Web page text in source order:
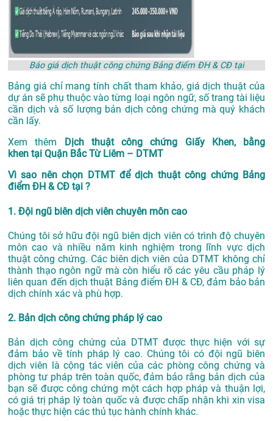
Báo giá dịch thuật công chứng Bảng điểm ĐH & CĐ tại
Bảng giá chỉ mang tính chất tham khảo, giá dịch thuật của
dự án sẽ phụ thuộc vào từng loại ngôn ngữ, số trang tài liệu
cần dịch và số lượng bản dịch công chứng mà quý khách
cần lấy.
Xem thêm
Dịch thuật công chứng Giấy Khen, bằng
khen tại Quận Bắc Từ Liêm – DTMT
Vì sao nên chọn DTMT để dịch thuật công chứng Bảng
điểm ĐH & CĐ tại ?
1. Đội ngũ biên dịch viên chuyên môn cao
Chúng tôi sở hữu đội ngũ biên dịch viên có trình độ chuyên
môn cao và nhiều năm kinh nghiệm trong lĩnh vực dịch
thuật công chứng. Các biên dịch viên của DTMT không chỉ
thành thạo ngôn ngữ mà còn hiểu rõ các yêu cầu pháp lý
liên quan đến dịch thuật Bảng điểm ĐH & CĐ, đảm bảo bản
dịch chính xác và phù hợp.
2. Bản dịch công chứng pháp lý cao
Bản dịch công chứng của DTMT được thực hiện với sự
đảm bảo về tính pháp lý cao. Chúng tôi có đội ngũ biên
dịch viên là cộng tác viên của các phòng công chứng và
phòng tư pháp trên toàn quốc, đảm bảo rằng bản dịch của
bạn sẽ được công chứng một cách hợp pháp và thuận lợi,
có giá trị pháp lý toàn quốc và được chấp nhận khi xin visa
hoặc thực hiện các thủ tục hành chính khác.